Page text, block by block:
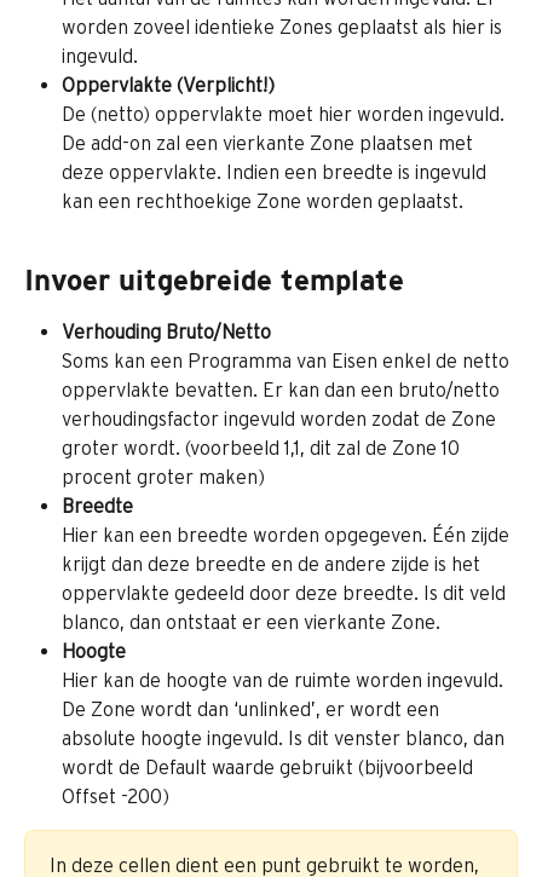
worden zoveel identieke Zones geplaatst als hier is
ingevuld.
Oppervlakte (Verplicht!)
De (netto) oppervlakte moet hier worden ingevuld.
De add-on zal een vierkante Zone plaatsen met
deze oppervlakte. Indien een breedte is ingevuld
kan een rechthoekige Zone worden geplaatst.
Invoer uitgebreide template
Verhouding Bruto/Netto
Soms kan een Programma van Eisen enkel de netto
oppervlakte bevatten. Er kan dan een bruto/netto
verhoudingsfactor ingevuld worden zodat de Zone
groter wordt. (voorbeeld 1,1, dit zal de Zone 10
procent groter maken)
Breedte
Hier kan een breedte worden opgegeven. Één zijde
krijgt dan deze breedte en de andere zijde is het
oppervlakte gedeeld door deze breedte. Is dit veld
blanco, dan ontstaat er een vierkante Zone.
Hoogte
Hier kan de hoogte van de ruimte worden ingevuld.
De Zone wordt dan ‘unlinked’, er wordt een
absolute hoogte ingevuld. Is dit venster blanco, dan
wordt de Default waarde gebruikt (bijvoorbeeld
Offset -200)
In deze cellen dient een punt gebruikt te worden,